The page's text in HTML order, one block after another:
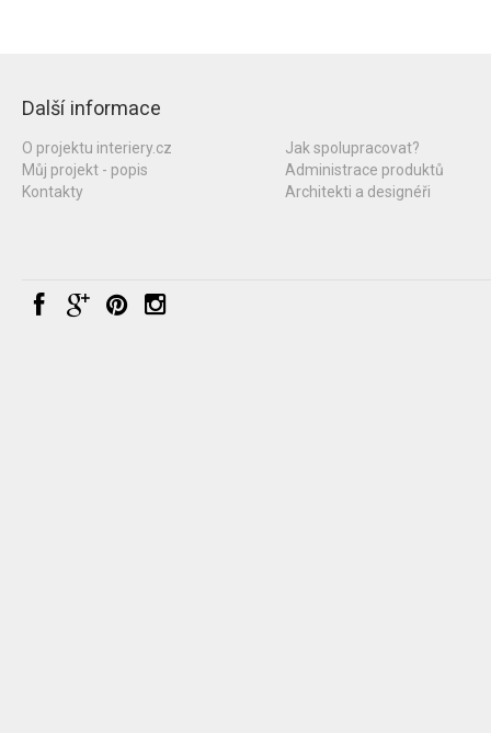
Další informace
O projektu interiery.cz
Můj projekt - popis
Kontakty
Jak spolupracovat?
Administrace produktů
Architekti a designéři